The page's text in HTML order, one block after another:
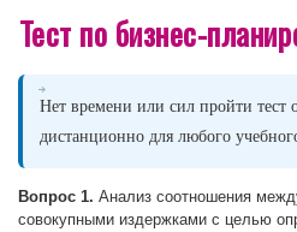
Тест по бизнес-
Нет времени или сил пройти тест
дистанционно для любого
Вопрос 1. Анализ соотношения
совокупными издержками с целью